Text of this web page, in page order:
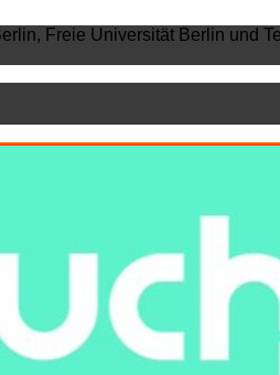
Freie Universität Berlin und